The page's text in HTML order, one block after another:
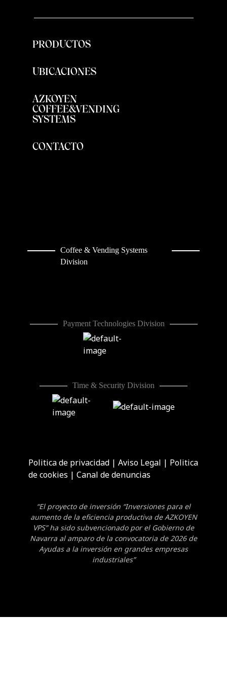
PRODUCTOS
UBICACIONES
AZKOYEN
COFFEE&VENDING
SYSTEMS
CONTACTO
Coffee & Vending Systems
Division
Payment Technologies Division
Time & Security Division
Politica de privacidad |Aviso Legal | Politica
de cookies |Canal de denuncias
“El proyecto de inversión “Inversiones para el
aumento de la eficiencia productiva de AZKOYEN
VPS” ha sido subvencionado por el Gobierno de
Navarra al amparo de la convocatoria de 2026 de
Ayudas a la inversión en grandes empresas
industriales”